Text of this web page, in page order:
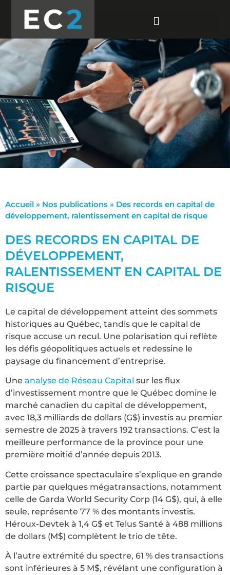
Accueil » Nos publications » Des records en capital de
développement, ralentissement en capital de risque
DES RECORDS EN CAPITAL DE
DÉVELOPPEMENT,
RALENTISSEMENT EN CAPITAL DE
RISQUE
Le capital de développement atteint des sommets
historiques au Québec, tandis que le capital de
risque accuse un recul. Une polarisation qui reflète
les défis géopolitiques actuels et redessine le
paysage du financement d’entreprise.
Une analyse de Réseau Capital sur les flux
d’investissement montre que le Québec domine le
marché canadien du capital de développement,
avec 18,3 milliards de dollars (G$) investis au premier
semestre de 2025 à travers 192 transactions. C’est la
meilleure performance de la province pour une
première moitié d’année depuis 2013.
Cette croissance spectaculaire s’explique en grande
partie par quelques mégatransactions, notamment
celle de Garda World Security Corp (14 G$), qui, à elle
seule, représente 77 % des montants investis.
Héroux-Devtek à 1,4 G$ et Telus Santé à 488 millions
de dollars (M$) complètent le trio de tête.
À l’autre extrémité du spectre, 61 % des transactions
sont inférieures à 5 M$, révélant une configuration à